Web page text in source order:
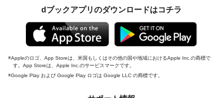
dブックアプリのダウンロードはコチラ
Appleのロゴ、App Storeは、米国もしくはその他の国や地域におけるApple Inc.の商標で
す。App Storeは、Apple Inc.のサービスマークです。
Google Play および Google Play ロゴは Google LLC の商標です。